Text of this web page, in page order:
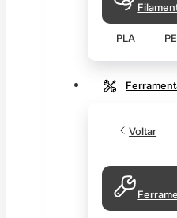
PLA
Voltar